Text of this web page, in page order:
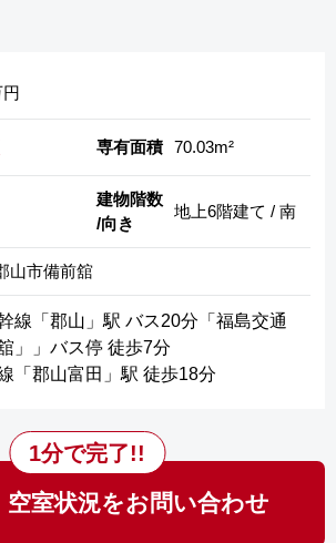
専有面積 70.03m²
建物階数
/向き
地上6階建て / 南
山市備前舘
線「郡山」駅 バス20分「福島交通
」」バス停 徒歩7分
「郡山富田」駅 徒歩18分
空室状況をお問い合わせ
1分で完了!!